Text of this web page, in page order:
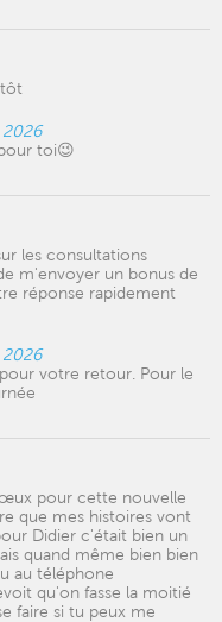
2026
toi😉
les consultations
m'envoyer un bonus de
réponse rapidement
2026
votre retour. Pour le
pour cette nouvelle
que mes histoires vont
Didier c'était bien un
quand même bien bien
au téléphone
qu'on fasse la moitié
faire si tu peux me